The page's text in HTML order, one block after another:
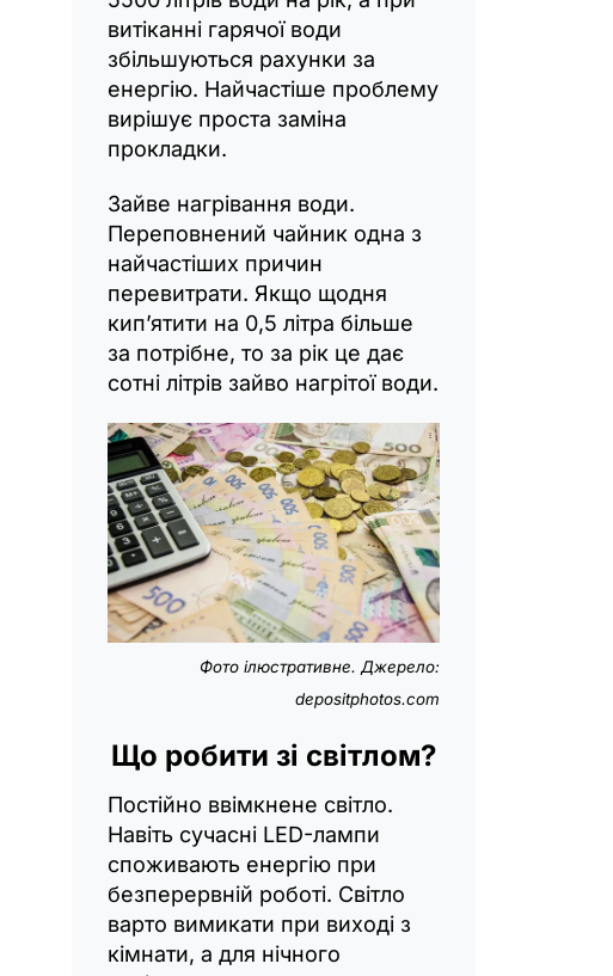
витіканні гарячої води
збільшуються рахунки за
енергію. Найчастіше проблему
вирішує проста заміна
прокладки.
Зайве нагрівання води.
Переповнений чайник одна з
найчастіших причин
перевитрати. Якщо щодня
кип’ятити на 0,5 літра більше
за потрібне, то за рік це дає
сотні літрів зайво нагрітої води.
Фото ілюстративне. Джерело:
depositphotos.com
Що робити зі світлом?
Постійно ввімкнене світло.
Навіть сучасні LED-лампи
споживають енергію при
безперервній роботі. Світло
варто вимикати при виході з
кімнати, а для нічного